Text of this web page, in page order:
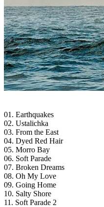
01. Earthquakes
02. Ustalichka
03. From the East
04. Dyed Red Hair
05. Morro Bay
06. Soft Parade
07. Broken Dreams
08. Oh My Love
09. Going Home
10. Salty Shore
11. Soft Parade 2